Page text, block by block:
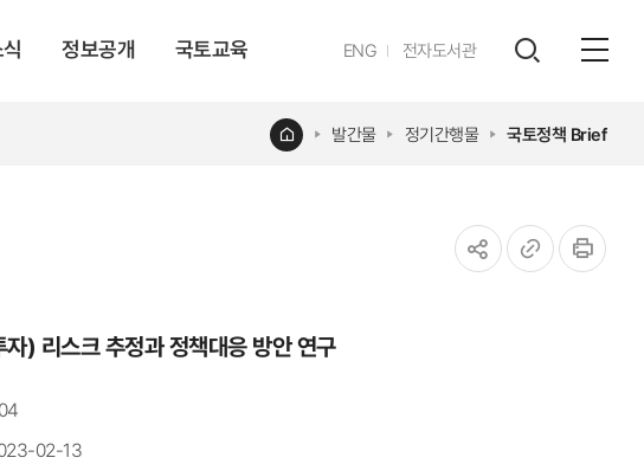
정보공개 국토교육 ENG영문전자도서관
레이어
홈 발간물 정기간행물 국토정책 Brief
) 리스크 추정과 정책대응 방안 연구
02-13